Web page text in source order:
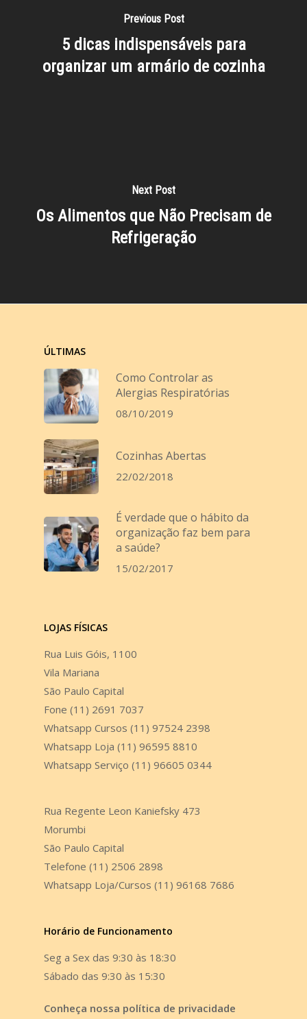
Previous Post
5 dicas indispensáveis para
organizar um armário de cozinha
Next Post
Os Alimentos que Não Precisam de
Refrigeração
ÚLTIMAS
Como Controlar as
Alergias Respiratórias
08/10/2019
Cozinhas Abertas
22/02/2018
É verdade que o hábito da
organização faz bem para
a saúde?
15/02/2017
LOJAS FÍSICAS
Rua Luis Góis, 1100
Vila Mariana
São Paulo Capital
Fone (11) 2691 7037
Whatsapp Cursos (11) 97524 2398
Whatsapp Loja (11) 96595 8810
Whatsapp Serviço (11) 96605 0344
Rua Regente Leon Kaniefsky 473
Morumbi
São Paulo Capital
Telefone (11) 2506 2898
Whatsapp Loja/Cursos (11) 96168 7686
Horário de Funcionamento
Seg a Sex das 9:30 às 18:30
Sábado das 9:30 às 15:30
Conheça nossa política de privacidade